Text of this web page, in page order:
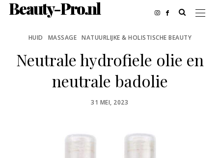
Beauty-Pro.nl
HUID MASSAGE NATUURLIJKE & HOLISTISCHE BEAUTY
Neutrale hydrofiele olie en
neutrale badolie
POSTED
31 MEI, 2023